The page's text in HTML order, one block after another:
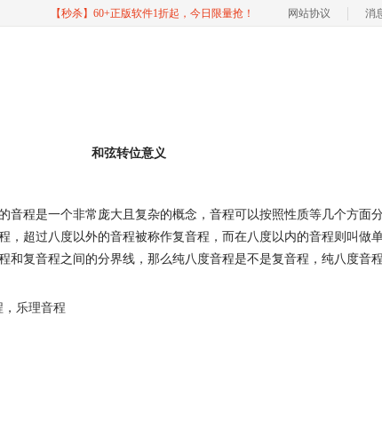
【秒杀】60+正版软件1折起，今日限量抢！ 网站协议 消
和弦转位意义
音程是一个非常庞大且复杂的概念，音程可以按照性质等几个方面
超过八度以外的音程被称作复音程，而在八度以内的音程则叫做
和复音程之间的分界线，那么纯八度音程是不是复音程，纯八度音
， 乐理音程